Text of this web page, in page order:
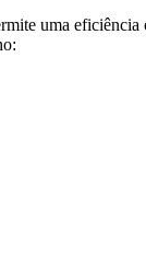
uma eficiência